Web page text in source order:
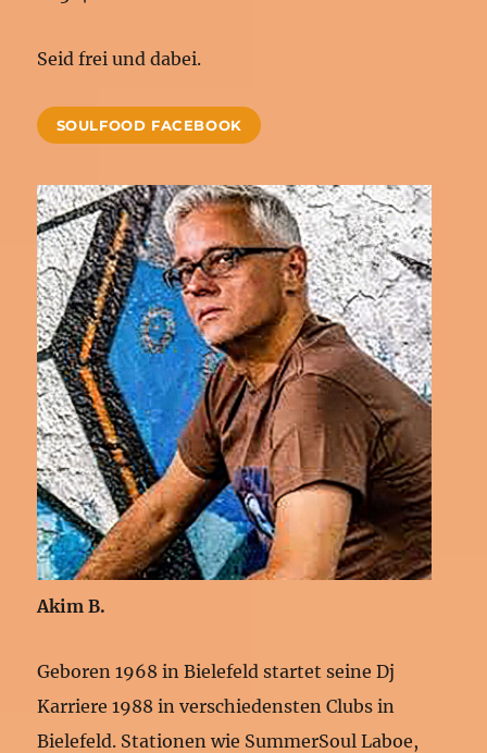
Seid frei und dabei.
SOULFOOD FACEBOOK
Akim B.
Geboren 1968 in Bielefeld startet seine Dj
Karriere 1988 in verschiedensten Clubs in
Bielefeld. Stationen wie SummerSoul Laboe,